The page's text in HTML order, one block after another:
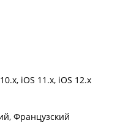
iOS 11.x, iOS 12.x
Французский